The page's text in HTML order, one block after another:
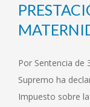
Por Sentencia de
Supremo ha
Impuesto sobre